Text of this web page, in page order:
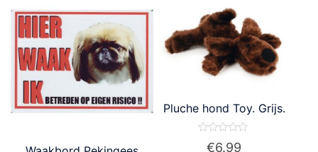
Pluche hond Toy. Grijs.
Waardering
€6.99